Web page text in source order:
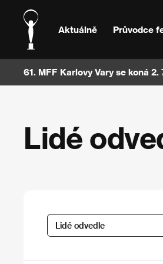
Aktuálně Průvodce
61. MFF Karlovy Vary se koná 2.
Lidé
Lidé odvedle